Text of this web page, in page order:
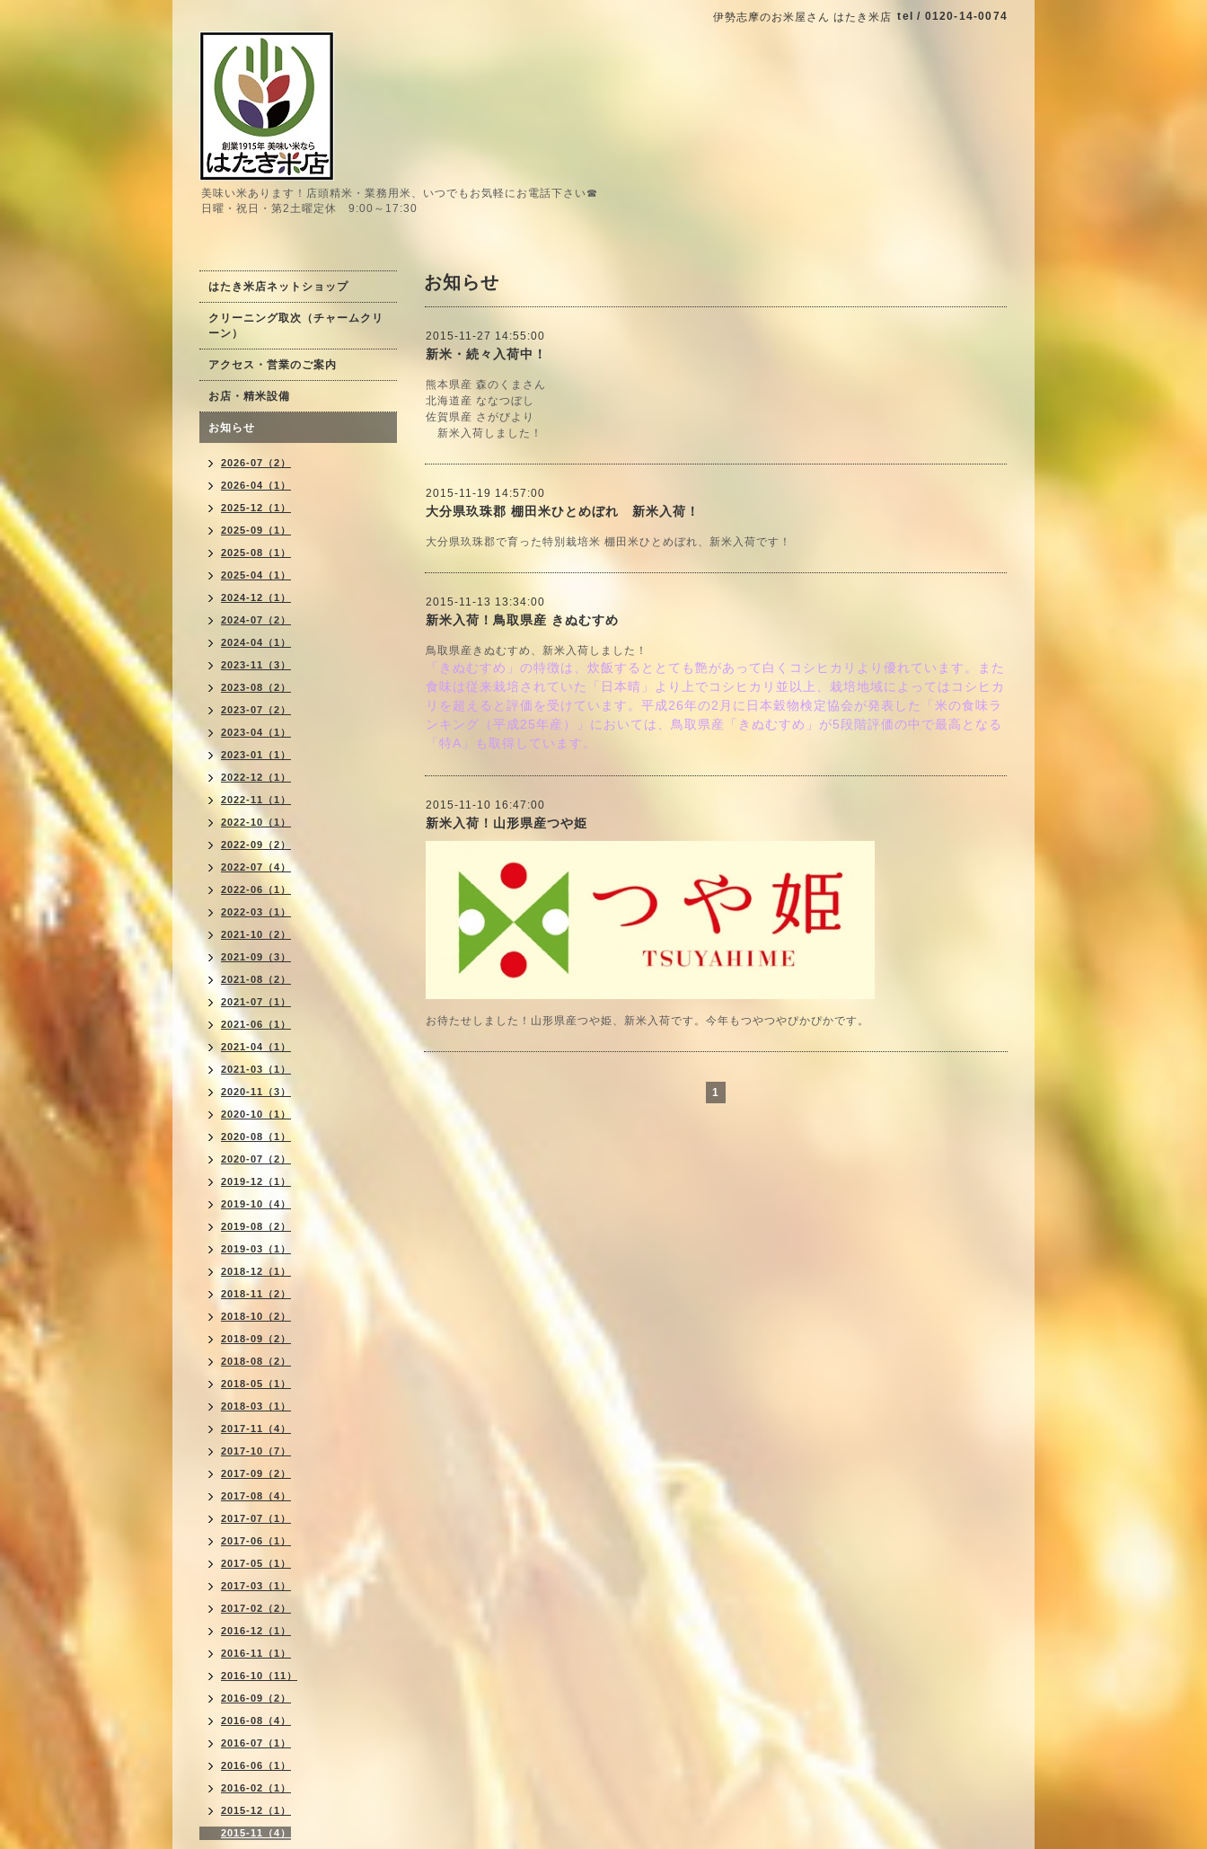
伊勢志摩のお米屋さん はたき米店 tel / 0120-14-0074
美味い米あります！店頭精米・業務用米、いつでもお気軽にお電話下さい☎
日曜・祝日・第2土曜定休 9:00～17:30
お知らせ
2015-11-27 14:55:00
新米・続々入荷中！
熊本県産 森のくまさん
北海道産 ななつぼし
佐賀県産 さがびより
新米入荷しました！
2015-11-19 14:57:00
大分県玖珠郡 棚田米ひとめぼれ 新米入荷！
大分県玖珠郡で育った特別栽培米 棚田米ひとめぼれ、新米入荷です！
2015-11-13 13:34:00
新米入荷！鳥取県産 きぬむすめ
鳥取県産きぬむすめ、新米入荷しました！
「きぬむすめ」の特徴は、炊飯するととても艶があって白くコシヒカリより優れています。また
食味は従来栽培されていた「日本晴」より上でコシヒカリ並以上、栽培地域によってはコシヒカ
リを超えると評価を受けています。平成26年の2月に 日本穀物検定協会が発表した「米の食味ラ
ンキング（平成25年産）」においては、 鳥取県産「きぬむすめ」が5段階評価の中で最高となる
「特A」も取得しています。
2015-11-10 16:47:00
新米入荷！山形県産つや姫
お待たせしました！山形県産つや姫、新米入荷です。今年もつやつやぴかぴかです。
1
はたき米店ネットショップ
クリーニング取次（チャームクリ
ーン）
アクセス・営業のご案内
お店・精米設備
お知らせ
2026-07（2）
2026-04（1）
2025-12（1）
2025-09（1）
2025-08（1）
2025-04（1）
2024-12（1）
2024-07（2）
2024-04（1）
2023-11（3）
2023-08（2）
2023-07（2）
2023-04（1）
2023-01（1）
2022-12（1）
2022-11（1）
2022-10（1）
2022-09（2）
2022-07（4）
2022-06（1）
2022-03（1）
2021-10（2）
2021-09（3）
2021-08（2）
2021-07（1）
2021-06（1）
2021-04（1）
2021-03（1）
2020-11（3）
2020-10（1）
2020-08（1）
2020-07（2）
2019-12（1）
2019-10（4）
2019-08（2）
2019-03（1）
2018-12（1）
2018-11（2）
2018-10（2）
2018-09（2）
2018-08（2）
2018-05（1）
2018-03（1）
2017-11（4）
2017-10（7）
2017-09（2）
2017-08（4）
2017-07（1）
2017-06（1）
2017-05（1）
2017-03（1）
2017-02（2）
2016-12（1）
2016-11（1）
2016-10（11）
2016-09（2）
2016-08（4）
2016-07（1）
2016-06（1）
2016-02（1）
2015-12（1）
2015-11（4）